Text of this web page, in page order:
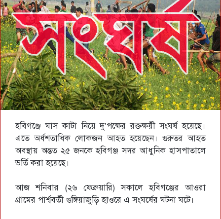
হবিগঞ্জে ঘাস কাটা নিয়ে দু’পক্ষের রক্তক্ষয়ী সংঘর্ষ হয়েছে।
এতে অর্ধশতাধিক লোকজন আহত হয়েছেন। গুরুতর আহত
অবস্থায় অন্তত ২৫ জনকে হবিগঞ্জ সদর আধুনিক হাসপাতালে
ভর্তি করা হয়েছে।
আজ শনিবার (২৬ ফেব্রুয়ারি) সকালে হবিগঞ্জের আওরা
গ্রামের পার্শ্ববর্তী গুঙ্গিয়াজুড়ি হাওরে এ সংঘর্ষের ঘটনা ঘটে।